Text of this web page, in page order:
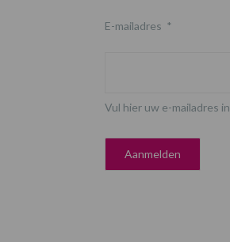
E-mailadres *
Vul hier uw e-mailadres in